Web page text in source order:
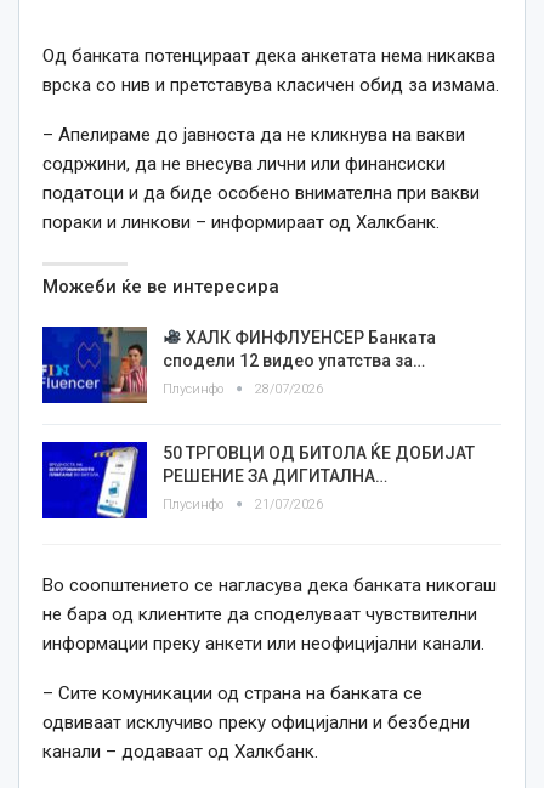
Од банката потенцираат дека анкетата нема никаква
врска со нив и претставува класичен обид за измама.
– Апелираме до јавноста да не кликнува на вакви
содржини, да не внесува лични или финансиски
податоци и да биде особено внимателна при вакви
пораки и линкови – информираат од Халкбанк.
Можеби ќе ве интересира
ХАЛК ФИНФЛУЕНСЕР Банката
сподели 12 видео упатства за…
Плусинфо 28/07/2026
50 ТРГОВЦИ ОД БИТОЛА ЌЕ ДОБИЈАТ
РЕШЕНИЕ ЗА ДИГИТАЛНА…
Плусинфо 21/07/2026
Во соопштението се нагласува дека банката никогаш
не бара од клиентите да споделуваат чувствителни
информации преку анкети или неофицијални канали.
– Сите комуникации од страна на банката се
одвиваат исклучиво преку официјални и безбедни
канали – додаваат од Халкбанк.